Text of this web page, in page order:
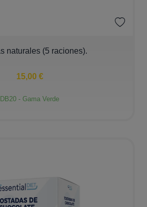
naturales (5 raciones).
15,00 €
DB20 - Gama Verde